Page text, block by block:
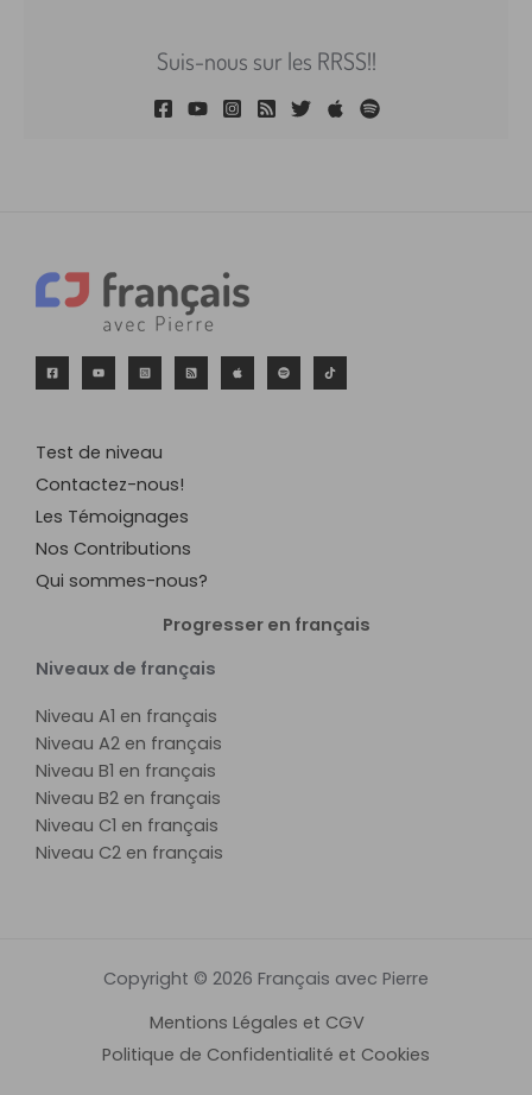
Suis-nous sur les RRSS!!
Test de niveau
Contactez-nous!
Les Témoignages
Nos Contributions
Qui sommes-nous?
Progresser en français
Niveaux de français
Niveau A1 en français
Niveau A2 en français
Niveau B1 en français
Niveau B2 en français
Niveau C1 en français
Niveau C2 en français
Copyright © 2026 Français avec Pierre
Mentions Légales et CGV
Politique de Confidentialité et Cookies